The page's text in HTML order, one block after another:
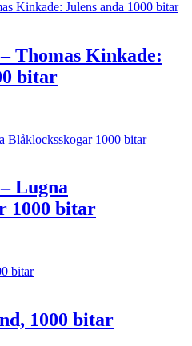
Thomas Kinkade:
bitar
Lugna
1000 bitar
1000 bitar